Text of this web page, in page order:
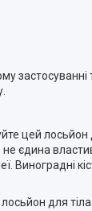
застосуванні
цей лосьйон
єдина
Виноградні
для